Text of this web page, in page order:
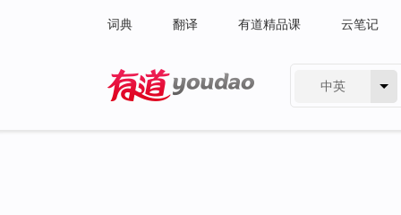
词典 翻译 有道精品课 云笔记
中英